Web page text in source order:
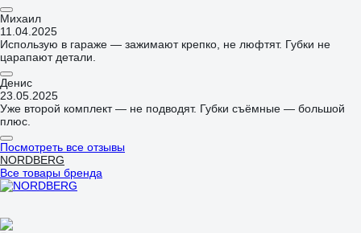
Михаил
11.04.2025
Использую в гараже — зажимают крепко, не люфтят. Губки не
царапают детали.
Денис
23.05.2025
Уже второй комплект — не подводят. Губки съёмные — большой
плюс.
Посмотреть все отзывы
NORDBERG
Все товары бренда